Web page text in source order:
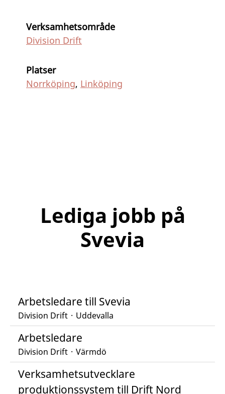
Verksamhetsområde
Division Drift
Platser
Norrköping, Linköping
Lediga jobb på
Svevia
Arbetsledare till Svevia
Division Drift · Uddevalla
Arbetsledare
Division Drift · Värmdö
Verksamhetsutvecklare
produktionssystem till Drift Nord